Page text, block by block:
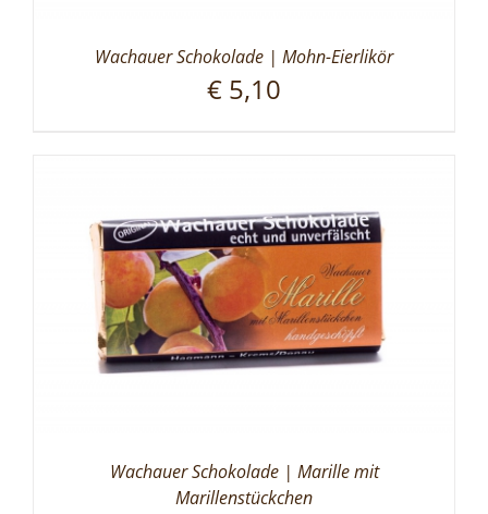
Wachauer Schokolade | Mohn-Eierlikör
€ 5,10
Wachauer Schokolade | Marille mit
Marillenstückchen